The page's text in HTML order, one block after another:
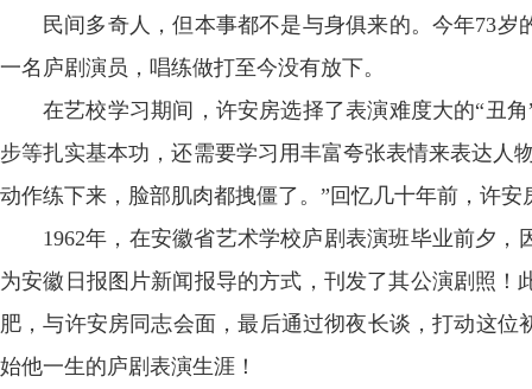
民间多奇人，但本事都不是与身俱来的。今年73
一名庐剧演员，唱练做打至今没有放下。
在艺校学习期间，许安房选择了表演难度大的“丑
步等扎实基本功，还需要学习用丰富夸张表情来表达人
动作练下来，脸部肌肉都拽僵了。”回忆几十年前，许
1962年，在安徽省艺术学校庐剧表演班毕业前夕
为安徽日报图片新闻报导的方式，刊发了其公演剧照
肥，与许安房同志会面，最后通过彻夜长谈，打动这
始他一生的庐剧表演生涯！